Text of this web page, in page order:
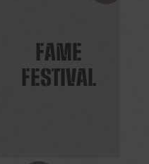
FAME
FESTIVAL